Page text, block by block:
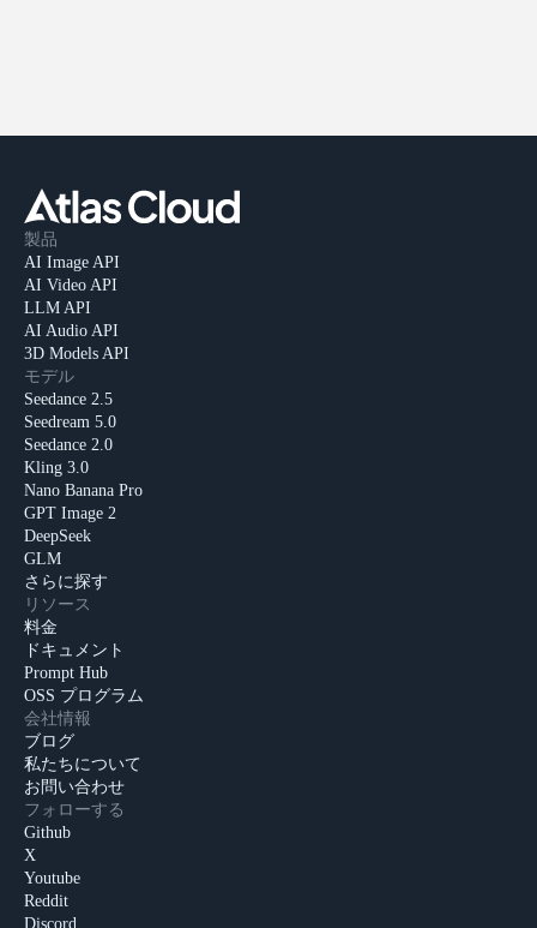
製品
AI Image API
AI Video API
LLM API
AI Audio API
3D Models API
モデル
Seedance 2.5
Seedream 5.0
Seedance 2.0
Kling 3.0
Nano Banana Pro
GPT Image 2
DeepSeek
GLM
さらに探す
リソース
料金
ドキュメント
Prompt Hub
OSS プログラム
会社情報
ブログ
私たちについて
お問い合わせ
フォローする
Github
X
Youtube
Reddit
Discord